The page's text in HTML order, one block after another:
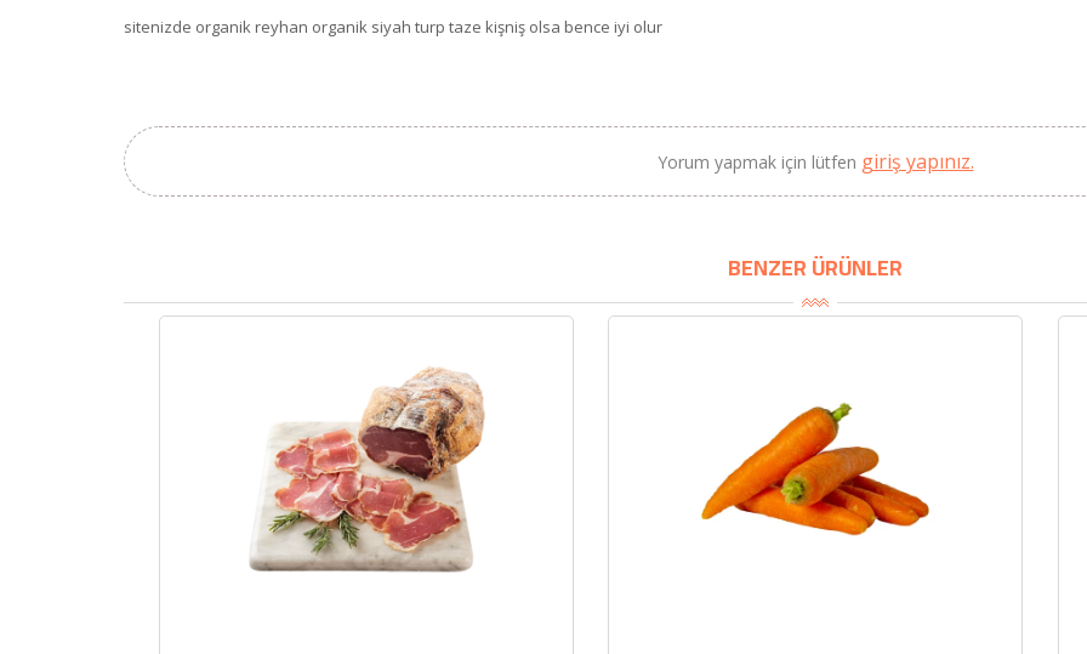
sitenizde organik reyhan organik siyah turp taze kişniş olsa bence iyi olur
Yorum yapmak için lütfen giriş yapınız.
BENZER ÜRÜNLER